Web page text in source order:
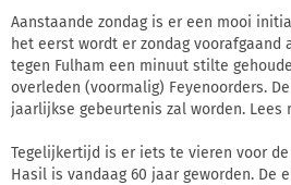
Aanstaande zondag is er een mooi
het eerst wordt er zondag voorafgaand
tegen Fulham een minuut stilte
overleden (voormalig) Feyenoorders.
jaarlijkse gebeurtenis zal worden. Lees
Tegelijkertijd is er iets te vieren voor de
Hasil is vandaag 60 jaar geworden. De